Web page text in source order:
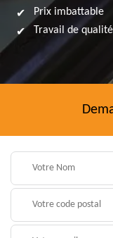
Prix imbattable
Travail de qualité